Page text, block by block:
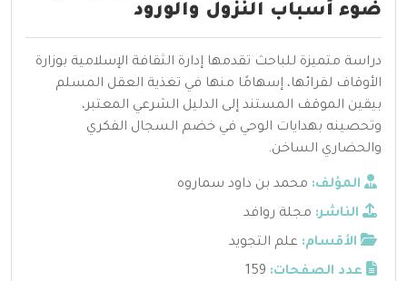
ضوء أسباب النزول والورود
دراسة متميزة للباحث تقدمها إدارة الثقافة الإسلامية بوزارة
الأوقاف لقرائها، إسهامًا منها في تغذية العقل المسلم
بيقين الموقف المستند إلى الدليل الشرعي المعتبر،
وتحصينه بهدايات الوحي في خضم السجال الفكري
والحضاري الساخن.
المؤلف: محمد بن داود سماروه
الناشر: مجلة روافد
الأقسام: علم التجويد
عدد الصفحات: 159